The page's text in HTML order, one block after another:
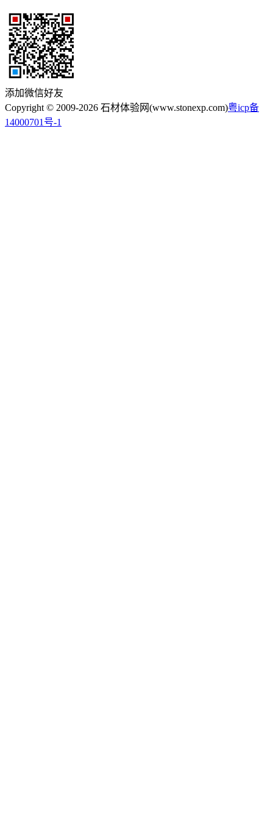
添加微信好友
Copyright © 2009-2026 石材体验网(www.stonexp.com)粤icp备
14000701号-1